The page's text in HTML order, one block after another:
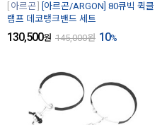
아르곤
[아르곤/ARGON] 80큐빅 퀵클
램프 데코탱크밴드 세트
130,500원 145,000원 10%